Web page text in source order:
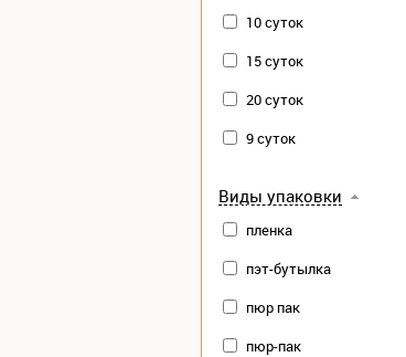
10 суток
15 суток
20 суток
9 суток
Виды упаковки
пленка
пэт-бутылка
пюр пак
пюр-пак